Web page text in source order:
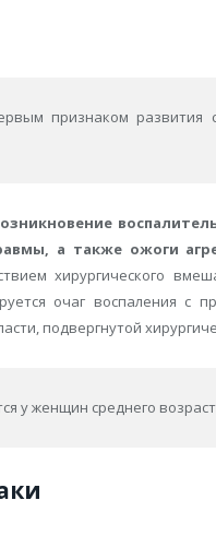
признаком
а также ожоги
хирургического
очаг воспаления с
подвергнутой
у женщин среднего